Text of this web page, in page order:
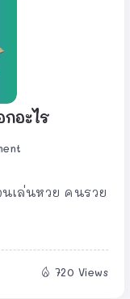
อะไร
นเล่นหวย คนรวย
720 Views